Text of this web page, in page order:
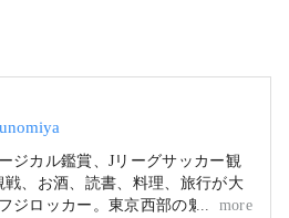
ジカル鑑賞、Jリーグサッカー観
戦、お酒、読書、料理、旅行が大
ジロッカー。東京西部の魅力を中
more